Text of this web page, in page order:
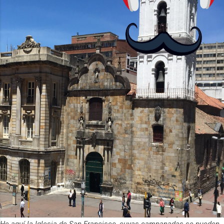
La aplicación Duolingo fue lanzada en
2012 y cuenta con más de 37 millones
de usuarios activos diarios. Desde 2022,
ha empeza...